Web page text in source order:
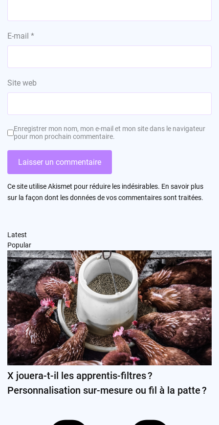
E-mail *
Site web
Enregistrer mon nom, mon e-mail et mon site dans le navigateur
pour mon prochain commentaire.
Ce site utilise Akismet pour réduire les indésirables. En savoir plus
sur la façon dont les données de vos commentaires sont traitées.
Latest
Popular
X jouera-t-il les apprentis-filtres ?
Personnalisation sur-mesure ou fil à la patte ?